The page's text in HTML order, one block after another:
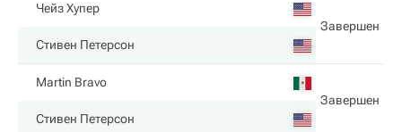
Чейз Хупер
Завершен
Стивен Петерсон
Martin Bravo
Завершен
Стивен Петерсон